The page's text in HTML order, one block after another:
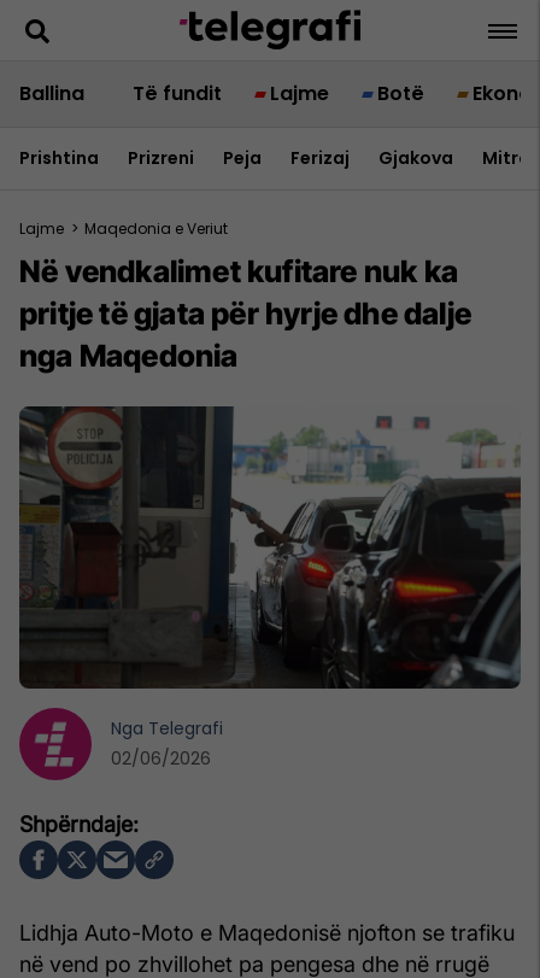
Ballina Të fundit Lajme Botë
Prishtina Prizreni Peja Ferizaj Gjakova
Lajme > Maqedonia e Veriut
Në vendkalimet kufitare nuk ka
pritje të gjata për hyrje dhe dalje
nga Maqedonia
Lidhja Auto-Moto e Maqedonisë njofton se trafiku
në vend po zhvillohet pa pengesa dhe në rrugë
Nga Telegrafi
02/06/2026